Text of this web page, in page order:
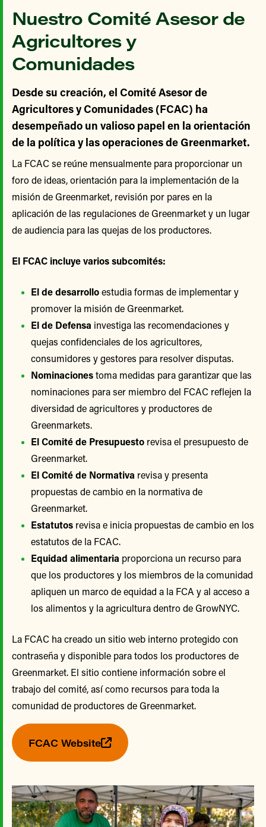
Nuestro Comité Asesor de
Agricultores y
Comunidades
Desde su creación, el Comité Asesor de
Agricultores y Comunidades (FCAC) ha
desempeñado un valioso papel en la orientación
de la política y las operaciones de Greenmarket.
La FCAC se reúne mensualmente para proporcionar un
foro de ideas, orientación para la implementación de la
misión de Greenmarket, revisión por pares en la
aplicación de las regulaciones de Greenmarket y un lugar
de audiencia para las quejas de los productores.
El FCAC incluye varios subcomités:
El de desarrolloestudia formas de implementar y
promover la misión de Greenmarket.
El de Defensa investiga las recomendaciones y
quejas confidenciales de los agricultores,
consumidores y gestores para resolver disputas.
Nominacionestoma medidas para garantizar que las
nominaciones para ser miembro del FCAC reflejen la
diversidad de agricultores y productores de
Greenmarkets.
El Comité de Presupuesto revisa el presupuesto de
Greenmarket.
El Comité de Normativa revisa y presenta
propuestas de cambio en la normativa de
Greenmarket.
Estatutos revisa e inicia propuestas de cambio en los
estatutos de la FCAC.
Equidad alimentaria proporciona un recurso para
que los productores y los miembros de la comunidad
apliquen un marco de equidad a la FCA y al acceso a
los alimentos y la agricultura dentro de GrowNYC.
La FCAC ha creado un sitio web interno protegido con
contraseña y disponible para todos los productores de
Greenmarket. El sitio contiene información sobre el
trabajo del comité, así como recursos para toda la
comunidad de productores de Greenmarket.
FCAC Website